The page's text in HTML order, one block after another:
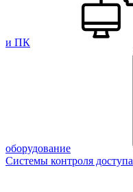
и ПК
оборудование
Системы контроля доступа